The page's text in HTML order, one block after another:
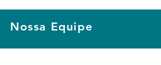
Nossa Equipe